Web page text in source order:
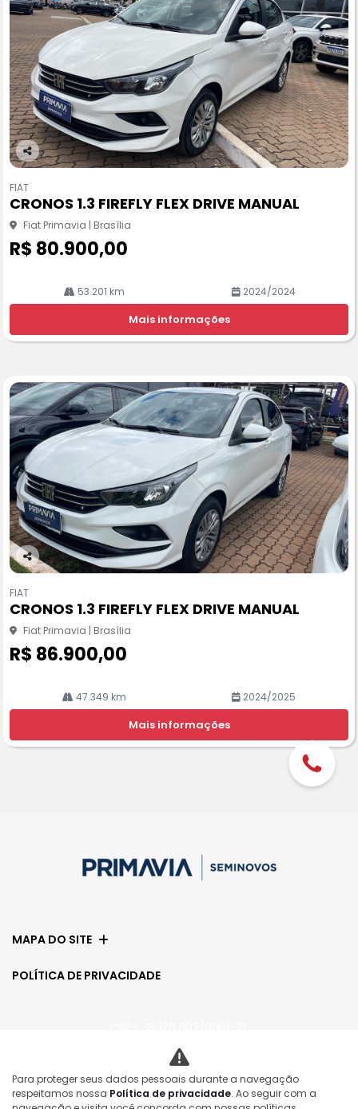
Co
pa
rtil
he
FIAT
CRONOS 1.3 FIREFLY FLEX DRIVE MANUAL
Fiat Primavia | Brasília
R$ 80.900,00
53.201 km 2024/2024
Mais informações
Co
pa
rtil
he
FIAT
CRONOS 1.3 FIREFLY FLEX DRIVE MANUAL
Fiat Primavia | Brasília
R$ 86.900,00
47.349 km 2024/2025
Mais informações
MAPA DO SITE
POLÍTICA DE PRIVACIDADE
No trânsito, enxergar o outro salva vidas.
Para proteger seus dados pessoais durante a navegação
respeitamos nossa Política de privacidade. Ao seguir com a